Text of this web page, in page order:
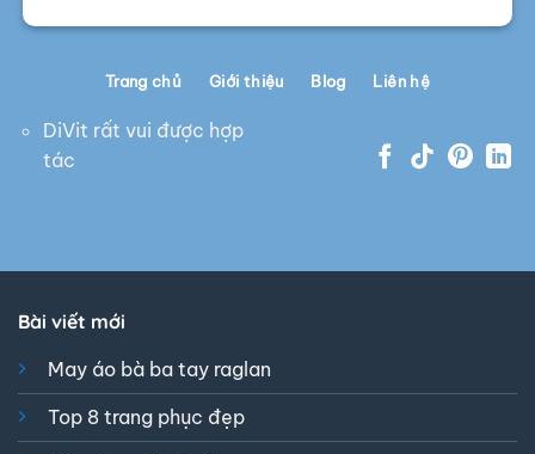
DiVit rất vui được hợp
tác
Trang chủ Giới thiệu Blog Liên hệ
Bài viết mới
May áo bà ba tay raglan
Top 8 trang phục đẹp